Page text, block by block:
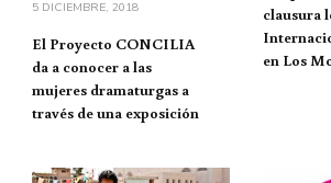
5 DICIEMBRE, 2018
El Proyecto CONCILIA
da a conocer a las
mujeres dramaturgas a
través de una exposición
clausura
en Los